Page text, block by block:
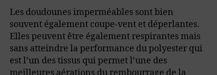
Les doudounes imperméables sont bien
souvent également coupe-vent et déperlantes.
Elles peuvent être également respirantes mais
sans atteindre la performance du polyester qui
est l’un des tissus qui permet l’une des